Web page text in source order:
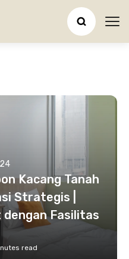
Kacang Tanah
Strategis |
Fasilitas
read